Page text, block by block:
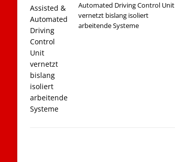
Automated Driving Control Unit
vernetzt bislang isoliert
arbeitende Systeme